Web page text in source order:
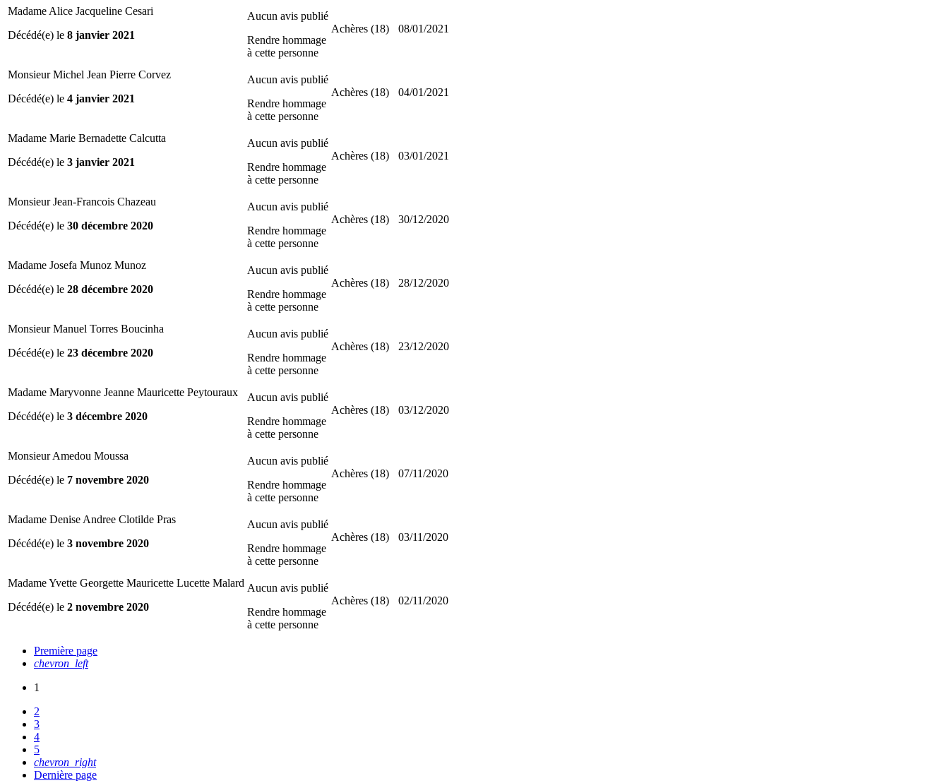
Madame Alice Jacqueline Cesari
Décédé(e) le 8 janvier 2021
Aucun avis publié
Rendre hommage
à cette personne
Achères (18) 08/01/2021
Monsieur Michel Jean Pierre Corvez
Décédé(e) le 4 janvier 2021
Aucun avis publié
Rendre hommage
à cette personne
Achères (18) 04/01/2021
Madame Marie Bernadette Calcutta
Décédé(e) le 3 janvier 2021
Aucun avis publié
Rendre hommage
à cette personne
Achères (18) 03/01/2021
Monsieur Jean-Francois Chazeau
Décédé(e) le 30 décembre 2020
Aucun avis publié
Rendre hommage
à cette personne
Achères (18) 30/12/2020
Madame Josefa Munoz Munoz
Décédé(e) le 28 décembre 2020
Aucun avis publié
Rendre hommage
à cette personne
Achères (18) 28/12/2020
Monsieur Manuel Torres Boucinha
Décédé(e) le 23 décembre 2020
Aucun avis publié
Rendre hommage
à cette personne
Achères (18) 23/12/2020
Madame Maryvonne Jeanne Mauricette Peytouraux
Décédé(e) le 3 décembre 2020
Aucun avis publié
Rendre hommage
à cette personne
Achères (18) 03/12/2020
Monsieur Amedou Moussa
Décédé(e) le 7 novembre 2020
Aucun avis publié
Rendre hommage
à cette personne
Achères (18) 07/11/2020
Madame Denise Andree Clotilde Pras
Décédé(e) le 3 novembre 2020
Aucun avis publié
Rendre hommage
à cette personne
Achères (18) 03/11/2020
Madame Yvette Georgette Mauricette Lucette Malard
Décédé(e) le 2 novembre 2020
Aucun avis publié
Rendre hommage
à cette personne
Achères (18) 02/11/2020
Première page
chevron_left
1
2
3
4
5
chevron_right
Dernière page